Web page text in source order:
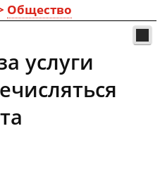
Общество
услуги